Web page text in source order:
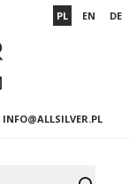
INFO@ALLSILVER.PL
PL EN DE